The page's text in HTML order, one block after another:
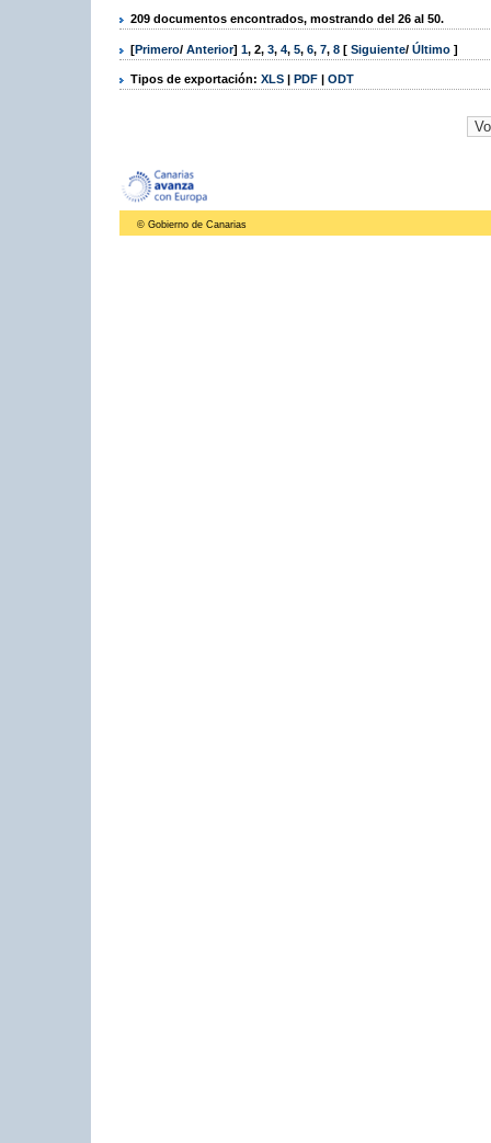
209 documentos encontrados, mostrando del 26 al 50.
[Primero/ Anterior] 1, 2, 3, 4, 5, 6, 7, 8 [ Siguiente/ Último ]
Tipos de exportación: XLS | PDF | ODT
© Gobierno de Canarias